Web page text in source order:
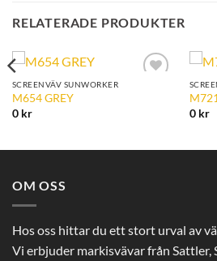
RELATERADE PRODUKTER
SCREENVÄV SUNWORKER
M654 GREY
0 kr
0 kr
OM OSS
Hos oss hittar du ett stort urval av
Vi erbjuder markisvävar från Sattler,